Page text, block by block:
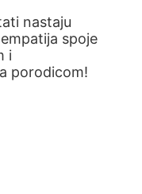
nastaju
spoje
i
porodicom!